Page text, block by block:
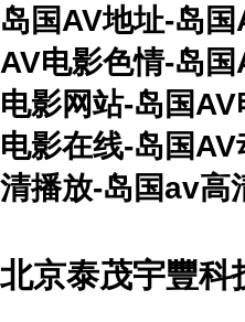
岛国AV地址-岛
AV电影色情-岛
电影网站-岛国
电影在线-岛国
清播放-岛国av高
北京泰茂宇豐科